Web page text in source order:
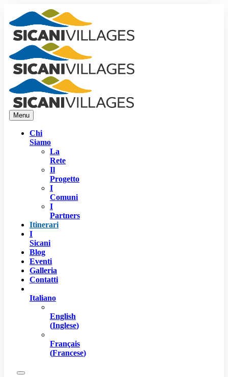
Menu
Chi
Siamo
La
Rete
Il
Progetto
I
Comuni
I
Partners
Itinerari
I
Sicani
Blog
Eventi
Galleria
Contatti
Italiano
English
(Inglese)
Français
(Francese)